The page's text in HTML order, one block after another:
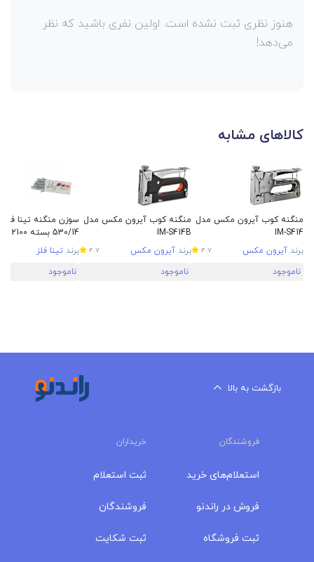
هنوز نظری ثبت نشده است. اولین نفری باشید که نظر
می‌دهد!
کالاهای مشابه
منگنه کوب آیرون مکس مدل
IM-S414
برند آیرون مکس 4.7
ناموجود
منگنه کوب آیرون مکس مدل
IM-S414B
برند آیرون مکس 4.7
ناموجود
سوزن منگنه تینا فلز
530/14 بسته 2100 عددی
برند تینا فلز
ناموجود
بازگشت به بالا
فروشندگان خریداران
استعلام‌های خرید
فروش در راندنو
ثبت فروشگاه
ثبت استعلام
فروشندگان
ثبت شکایت